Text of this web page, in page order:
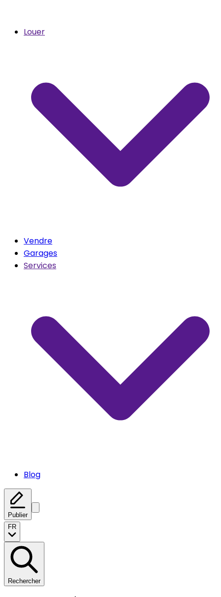
Louer
Vendre
Garages
Services
Blog
Publier
FR
Rechercher